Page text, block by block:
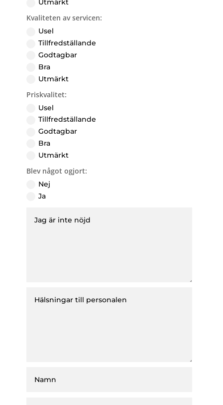
Utmärkt
Kvaliteten av servicen:
Usel
Tillfredställande
Godtagbar
Bra
Utmärkt
Priskvalitet:
Usel
Tillfredställande
Godtagbar
Bra
Utmärkt
Blev något ogjort:
Nej
Ja